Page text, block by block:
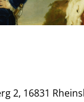
2, 16831